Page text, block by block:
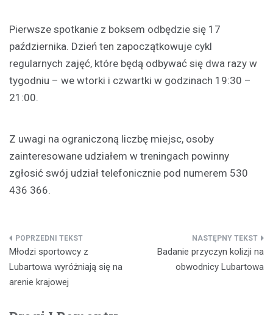
Pierwsze spotkanie z boksem odbędzie się 17
października. Dzień ten zapoczątkowuje cykl
regularnych zajęć, które będą odbywać się dwa razy w
tygodniu – we wtorki i czwartki w godzinach 19:30 –
21:00.
Z uwagi na ograniczoną liczbę miejsc, osoby
zainteresowane udziałem w treningach powinny
zgłosić swój udział telefonicznie pod numerem 530
436 366.
Nawigacja
wpisu
Młodzi sportowcy z
Lubartowa wyróżniają się na
arenie krajowej
Badanie przyczyn kolizji na
obwodnicy Lubartowa